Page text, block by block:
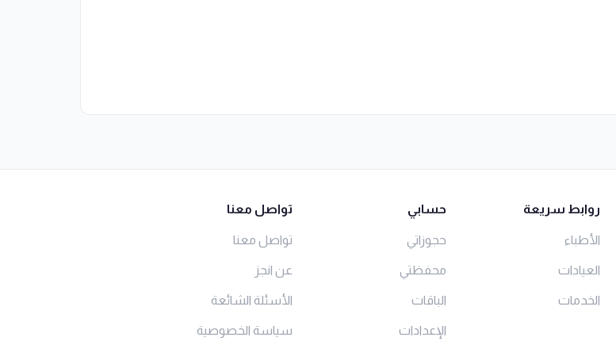
روابط سريعة
الأطباء
العيادات
الخدمات
حسابي
حجوزاتي
محفظتي
الباقات
الإعدادات
تواصل معنا
تواصل معنا
عن انجز
الأسئلة الشائعة
سياسة الخصوصية